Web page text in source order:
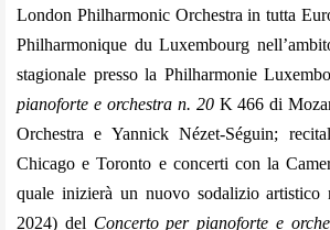
London Philharmonic Orchestra in tutta
Philharmonique du Luxembourg
stagionale presso la Philharmonie
pianoforte e orchestra n. 20 K 466 di
Orchestra e Yannick Nézet-Séguin;
Chicago e Toronto e concerti con la
quale inizierà un nuovo sodalizio artistico
2024) del Concerto per pianoforte e